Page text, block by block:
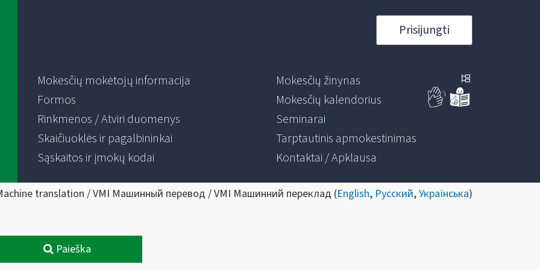
Prisijungti
Mokesčių mokėtojų informacija
Formos
Rinkmenos / Atviri duomenys
Skaičiuoklės ir pagalbininkai
Sąskaitos ir įmokų kodai
Mokesčių žinynas
Mokesčių kalendorius
Seminarai
Tarptautinis apmokestinimas
Kontaktai / Apklausa
translation / VMI Машинный перевод / VMI Машинний переклад (English, Русский,Українська)
Paieška